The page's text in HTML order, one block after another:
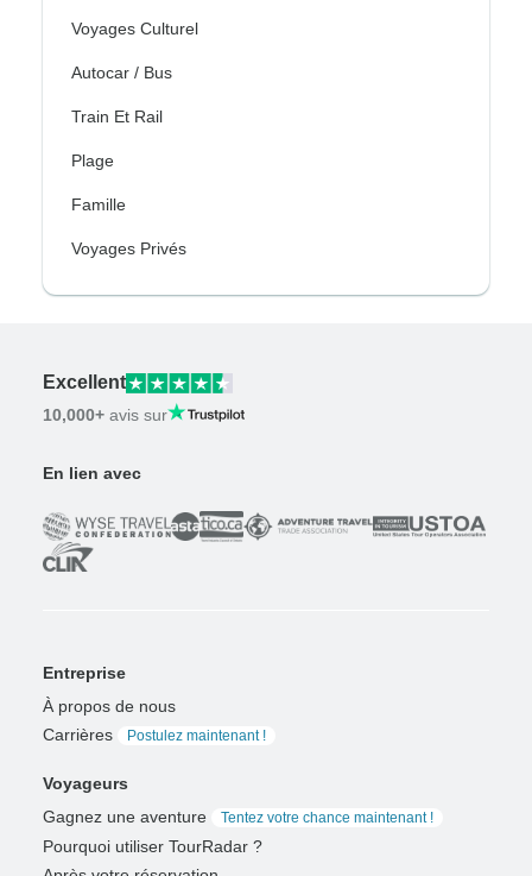
Voyages Culturel
Autocar / Bus
Train Et Rail
Plage
Famille
Voyages Privés
Excellent
10,000+ avis sur
En lien avec
Entreprise
À propos de nous
Carrières
Postulez maintenant !
Voyageurs
Gagnez une aventure
Tentez votre chance maintenant !
Pourquoi utiliser TourRadar ?